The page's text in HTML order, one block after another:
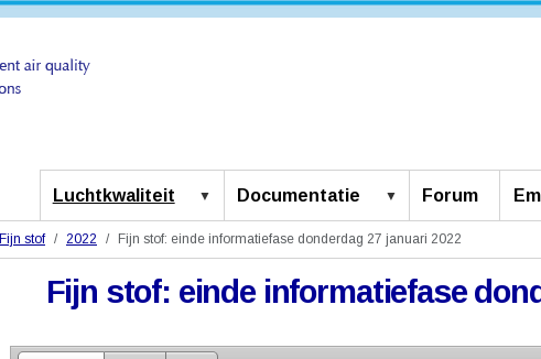
Luchtkwaliteit Documentatie Forum
Fijn stof 2022 Fijn stof: einde informatiefase donderdag 27 januari 2022
Fijn stof: einde informatiefase